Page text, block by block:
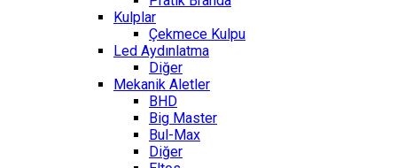
Kulplar
Çekmece Kulpu
Led Aydınlatma
Diğer
Mekanik Aletler
BHD
Big Master
Bul-Max
Diğer